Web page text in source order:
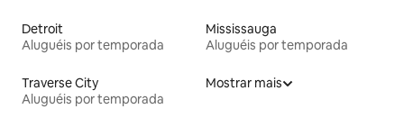
Detroit
Aluguéis por temporada
Mississauga
Aluguéis por temporada
Traverse City
Aluguéis por temporada
Mostrar mais